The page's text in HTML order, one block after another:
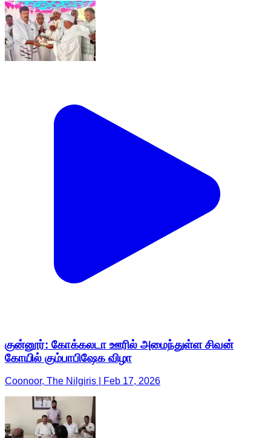
குன்னூர்: கோக்கலடா ஊரில் அமைந்துள்ள சிவன்
கோயில் கும்பாபிஷேக விழா
Coonoor, The Nilgiris | Feb 17, 2026